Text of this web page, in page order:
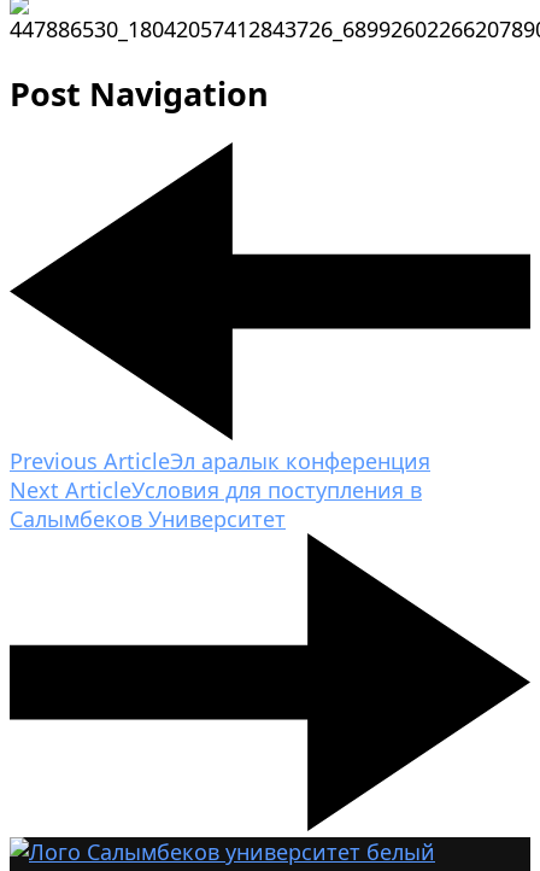
Post Navigation
Previous ArticleЭл аралык конференция
Next ArticleУсловия для поступления в
Салымбеков Университет